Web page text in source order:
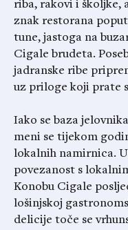
riba, rakovi i školjke,
znak restorana poput
tune, jastoga na
Cigale brudeta.
jadranske ribe
uz priloge koji prate
Iako se baza
meni se tijekom
lokalnih namirnica.
povezanost s
Konobu Cigale
lošinjskoj
delicije toče se